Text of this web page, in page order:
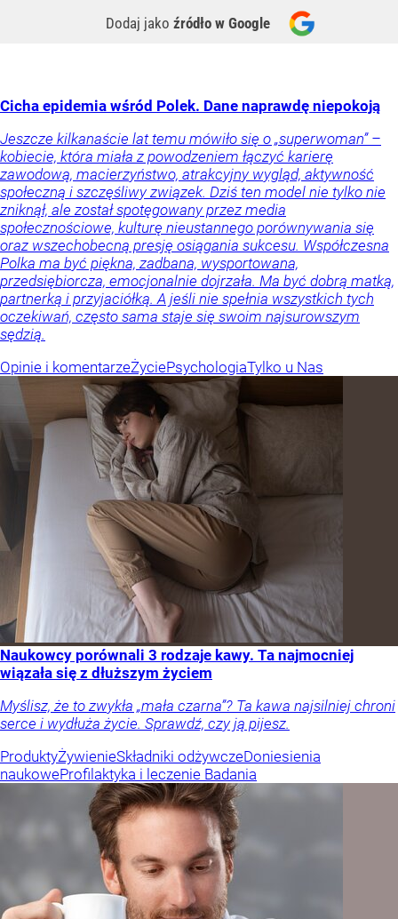
Dodaj jako źródło w Google
Cicha epidemia wśród Polek. Dane naprawdę niepokoją
Jeszcze kilkanaście lat temu mówiło się o „superwoman” –
kobiecie, która miała z powodzeniem łączyć karierę
zawodową, macierzyństwo, atrakcyjny wygląd, aktywność
społeczną i szczęśliwy związek. Dziś ten model nie tylko nie
zniknął, ale został spotęgowany przez media
społecznościowe, kulturę nieustannego porównywania się
oraz wszechobecną presję osiągania sukcesu. Współczesna
Polka ma być piękna, zadbana, wysportowana,
przedsiębiorcza, emocjonalnie dojrzała. Ma być dobrą matką,
partnerką i przyjaciółką. A jeśli nie spełnia wszystkich tych
oczekiwań, często sama staje się swoim najsurowszym
sędzią.
Opinie i komentarzeŻyciePsychologiaTylko u Nas
Naukowcy porównali 3 rodzaje kawy. Ta najmocniej
wiązała się z dłuższym życiem
Myślisz, że to zwykła „mała czarna”? Ta kawa najsilniej chroni
serce i wydłuża życie. Sprawdź, czy ją pijesz.
ProduktyŻywienieSkładniki odżywczeDoniesienia
naukoweProfilaktyka i leczenie Badania